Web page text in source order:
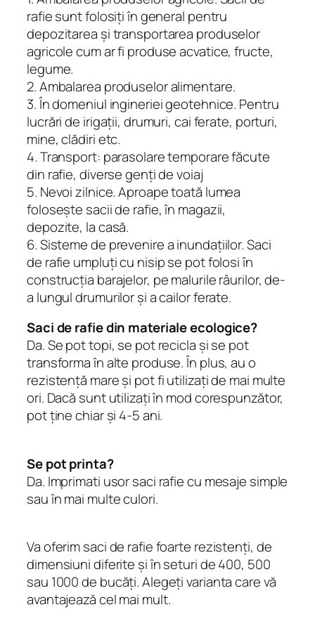
rafie sunt folosiţi în general pentru
depozitarea şi transportarea produselor
agricole cum ar fi produse acvatice, fructe,
legume.
2. Ambalarea produselor alimentare.
3. În domeniul ingineriei geotehnice. Pentru
lucrări de irigaţii, drumuri, cai ferate, porturi,
mine, clădiri etc.
4. Transport: parasolare temporare făcute
din rafie, diverse genţi de voiaj
5. Nevoi zilnice. Aproape toată lumea
foloseşte sacii de rafie, în magazii,
depozite, la casă.
6. Sisteme de prevenire a inundaţiilor. Saci
de rafie umpluţi cu nisip se pot folosi în
construcţia barajelor, pe malurile râurilor, de-
a lungul drumurilor şi a cailor ferate.
Saci de rafie din materiale ecologice?
Da. Se pot topi, se pot recicla şi se pot
transforma în alte produse. În plus, au o
rezistenţă mare şi pot fi utilizaţi de mai multe
ori. Dacă sunt utilizaţi în mod corespunzător,
pot ţine chiar şi 4-5 ani.
Se pot printa?
Da. Imprimati usor saci rafie cu mesaje simple
sau în mai multe culori.
Va oferim saci de rafie foarte rezistenţi, de
dimensiuni diferite şi în seturi de 400, 500
sau 1000 de bucăţi. Alegeţi varianta care vă
avantajează cel mai mult.